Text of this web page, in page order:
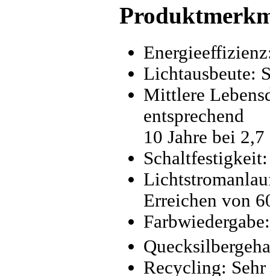
Lichtausbeute:
Mittlere
entsprechend
10 Jahre bei
Erreichen von
Recycling: